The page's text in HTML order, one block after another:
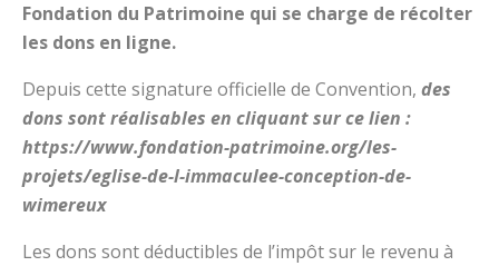
Fondation du Patrimoine qui se charge de récolter
les dons en ligne.
Depuis cette signature officielle de Convention, des
dons sont réalisables en cliquant sur ce lien :
https://www.fondation-patrimoine.org/les-
projets/eglise-de-l-immaculee-conception-de-
wimereux
Les dons sont déductibles de l’impôt sur le revenu à